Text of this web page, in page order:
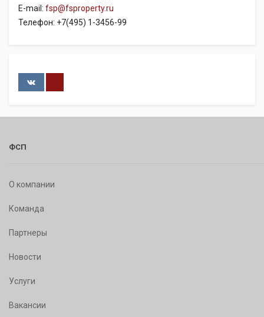
E-mail: fsp@fsproperty.ru
Телефон: +7(495) 1-3456-99
ФСП
О компании
Команда
Партнеры
Новости
Услуги
Вакансии